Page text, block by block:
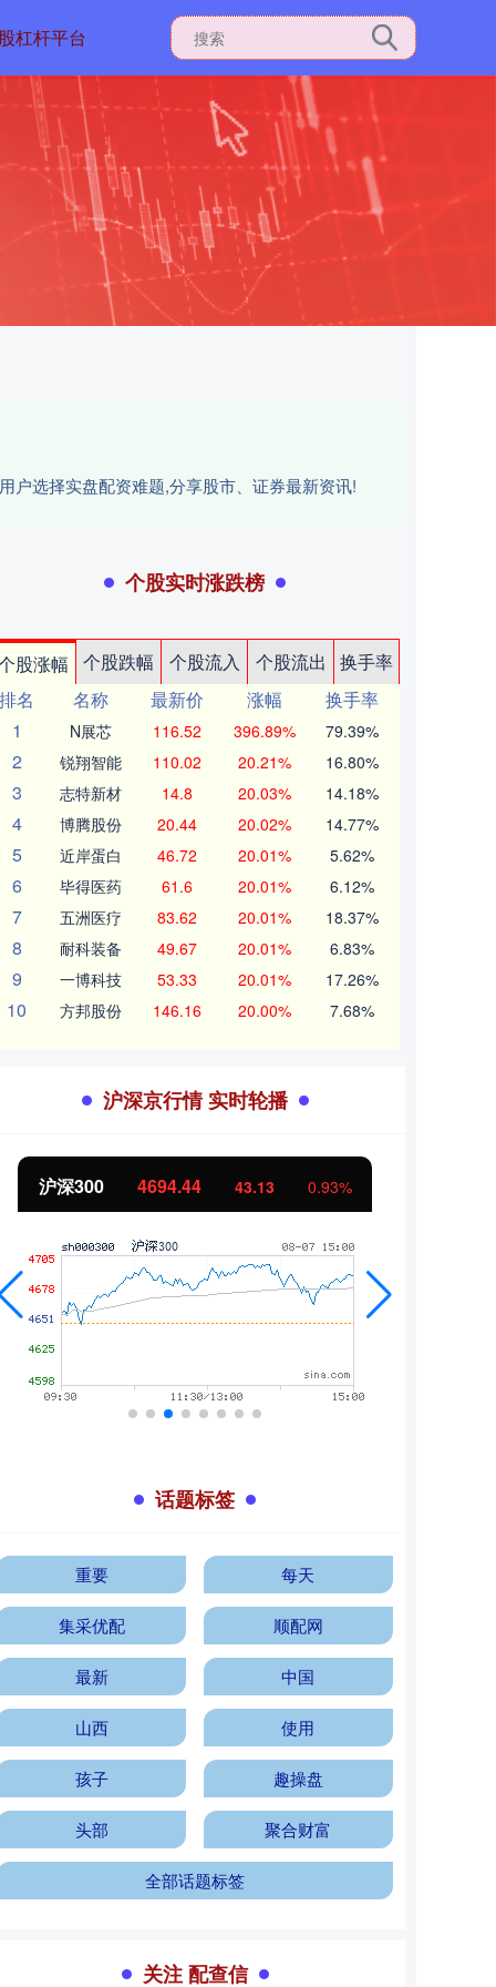
杠杆平台
户选择实盘配资难题,分享股市、证券最新资讯!
个股实时涨跌榜
股涨幅 个股跌幅 个股流入 个股流出
换手率
排名
名称 最新价 涨幅
换手率
1
N展芯 116.52 396.89% 79.39%
2 锐翔智能 110.02 20.21% 16.80%
3 志特新材 14.8 20.03% 14.18%
4 博腾股份 20.44 20.02% 14.77%
5 近岸蛋白 46.72 20.01% 5.62%
6 毕得医药 61.6 20.01% 6.12%
7 五洲医疗 83.62 20.01% 18.37%
8 耐科装备 49.67 20.01% 6.83%
9 一博科技 53.33 20.01% 17.26%
10 方邦股份 146.16 20.00% 7.68%
沪深京行情 实时轮播
北证50 1134.24 11.37 1.01%
话题标签
重要 每天
集采优配 顺配网
最新 中国
山西 使用
孩子 趣操盘
头部 聚合财富
全部话题标签
关注 配查信